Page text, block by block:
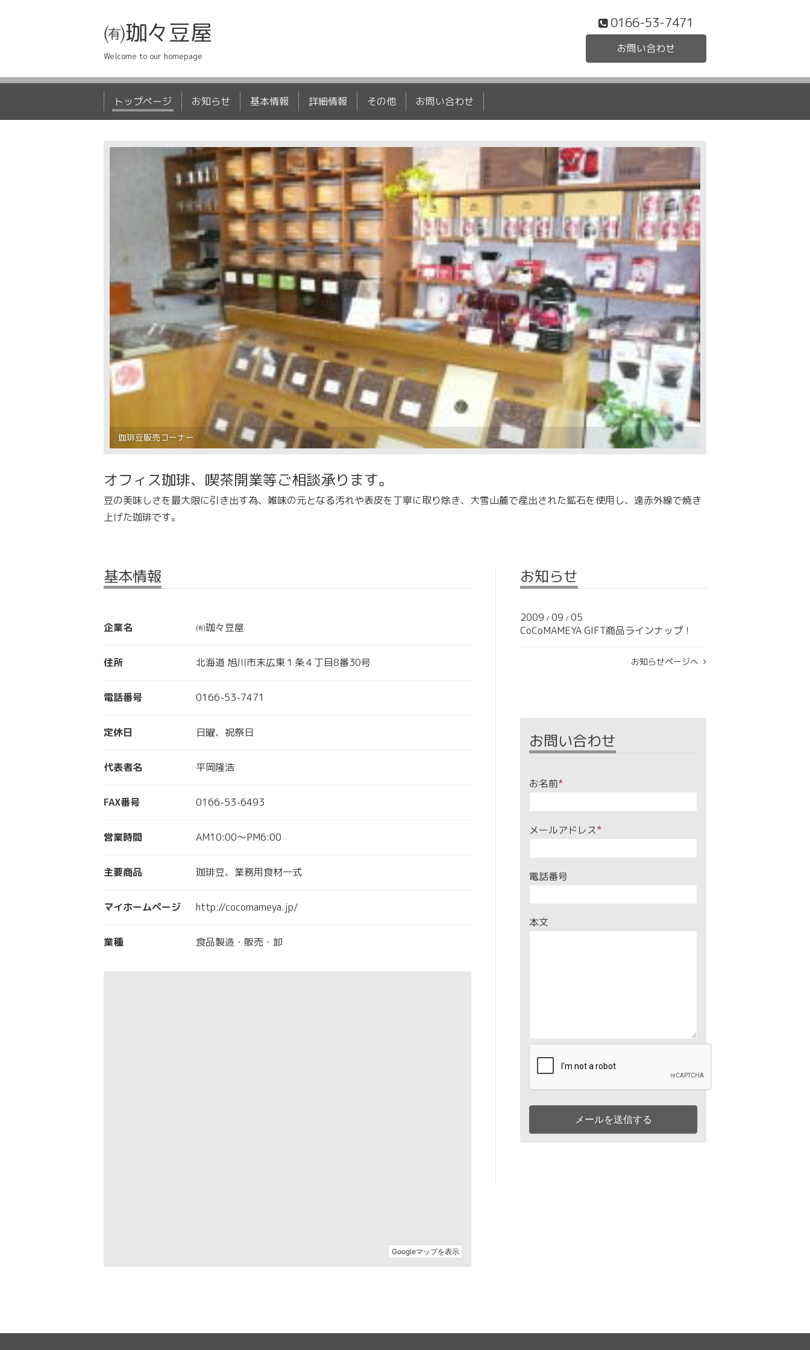
㈲珈々豆屋
Welcome to our homepage
0166-53-7471
お問い合わせ
トップページ お知らせ 基本情報 詳細情報 その他 お問い合わせ
珈琲豆販売コーナー
オフィス珈琲、喫茶開業等ご相談承ります。
豆の美味しさを最大限に引き出す為、雑味の元となる汚れや表皮を丁寧に取り除き、大雪山麓で産出された鉱石を使用し、遠赤外線で焼き
上げた珈琲です。
基本情報
企業名 ㈲珈々豆屋
住所 北海道 旭川市末広東１条４丁目8番30号
電話番号 0166-53-7471
定休日 日曜、祝祭日
代表者名 平岡隆浩
FAX番号 0166-53-6493
営業時間 AM10:00～PM6:00
主要商品 珈琲豆、業務用食材一式
マイホームページ http://cocomameya.jp/
業種 食品製造・販売・卸
お知らせ
2009 / 09 / 05
CoCoMAMEYA GIFT商品ラインナップ！
お知らせページへ
お問い合わせ
お名前*
メールアドレス*
電話番号
本文